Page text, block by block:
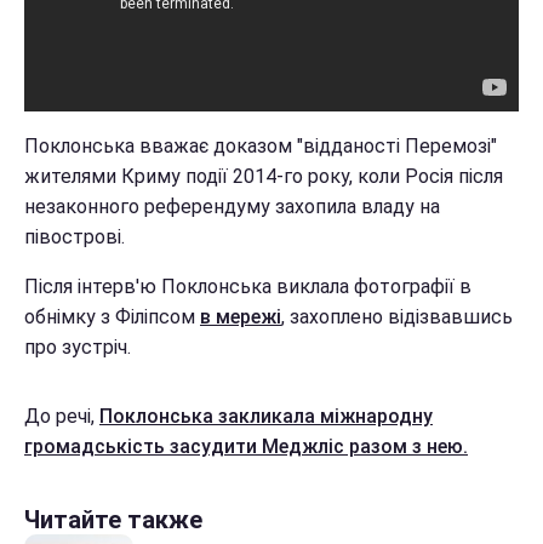
Поклонська вважає доказом "відданості Перемозі"
жителями Криму події 2014-го року, коли Росія після
незаконного референдуму захопила владу на
півострові.
Після інтерв'ю Поклонська виклала фотографії в
обнімку з Філіпсом в мережі, захоплено відізвавшись
про зустріч.
До речі, Поклонська закликала міжнародну
громадськість засудити Меджліс разом з нею.
Читайте также